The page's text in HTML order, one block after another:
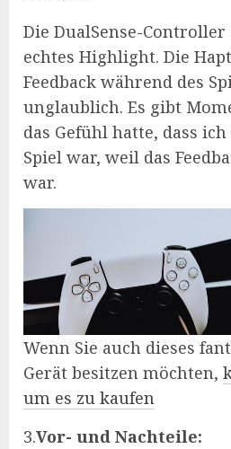
Die DualSense-
echtes Highlight. Die
Feedback während des
unglaublich. Es gibt
das Gefühl hatte, dass
Spiel war, weil das
war.
Wenn Sie auch dieses
Gerät besitzen möchten,
um es zu kaufen
3.Vor- und Nachteile: